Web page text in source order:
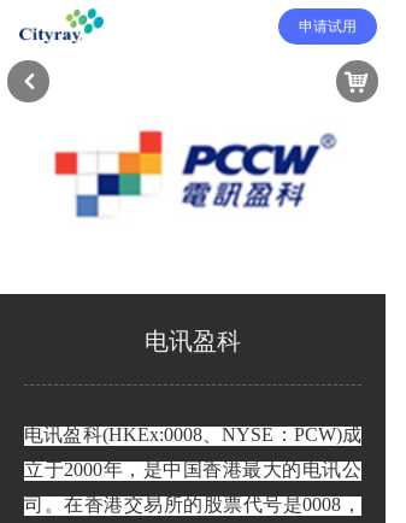
申请试用
电讯盈科
电讯盈科(HKEx:0008、NYSE：PCW)成
立于2000年，是中国香港最大的电讯公
司。在香港交易所的股票代号是0008，
낙
낒